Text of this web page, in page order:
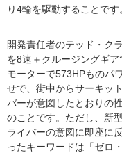
り4輪を駆動することです
開発責任者のテッド・ク
を8速＋クルージングギ
モーターで573HPものパ
せで、街中からサーキッ
バーが意図したとおりの
のことです。ただし、新
ライバーの意図に即座に
ったキーワードは「ゼロ